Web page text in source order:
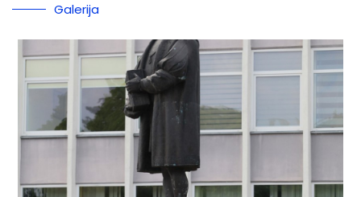
Galerija